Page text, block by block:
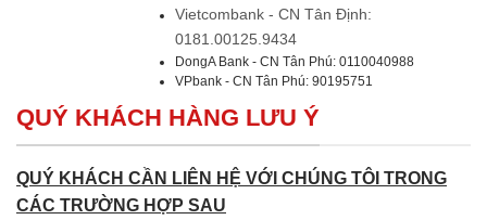
Vietcombank - CN Tân Định:
0181.00125.9434
DongA Bank - CN Tân Phú: 0110040988
VPbank - CN Tân Phú: 90195751
QUÝ KHÁCH HÀNG LƯU Ý
QUÝ KHÁCH CẦN LIÊN HỆ VỚI CHÚNG TÔI TRONG
CÁC TRƯỜNG HỢP SAU